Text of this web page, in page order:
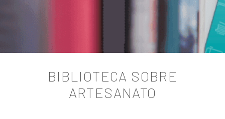
BIBLIOTECA SOBRE
ARTESANATO